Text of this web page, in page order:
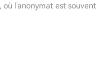
l'anonymat est souvent